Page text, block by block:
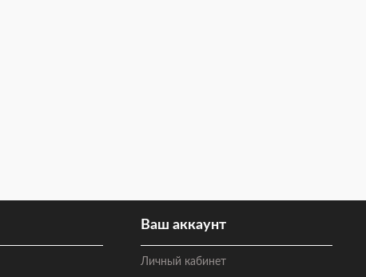
Ваш аккаунт
Личный кабинет